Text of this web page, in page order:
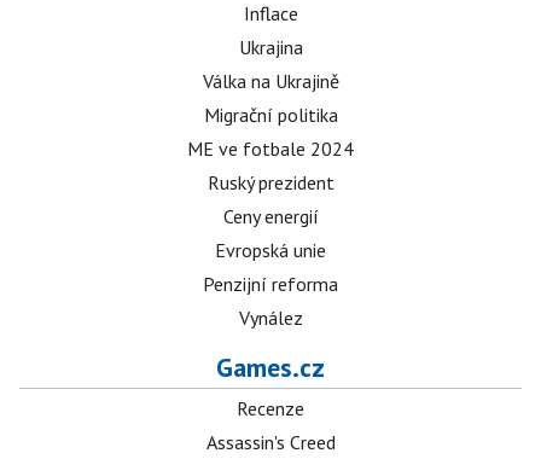
Inflace
Ukrajina
Válka na Ukrajině
Migrační politika
ME ve fotbale 2024
Ruský prezident
Ceny energií
Evropská unie
Penzijní reforma
Vynález
Games.cz
Recenze
Assassin's Creed